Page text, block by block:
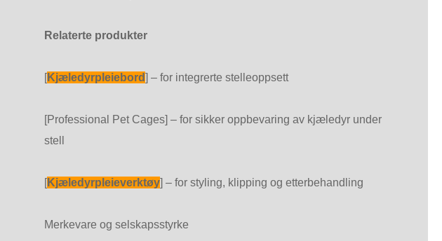
Relaterte produkter
[Kjæledyrpleiebord] – for integrerte stelleoppsett
[Professional Pet Cages] – for sikker oppbevaring av kjæledyr under
stell
[Kjæledyrpleieverktøy] – for styling, klipping og etterbehandling
Merkevare og selskapsstyrke